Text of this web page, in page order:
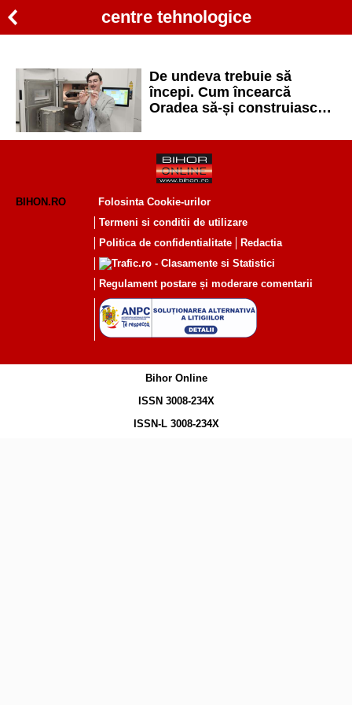
centre tehnologice
De undeva trebuie să
începi. Cum încearcă
Oradea să-și construiască
BIHON.RO
Folosinta Cookie-urilor
Termeni si conditii de utilizare
Politica de confidentialitate
Redactia
Regulament postare și moderare comentarii
Bihor Online
ISSN 3008-234X
ISSN-L 3008-234X